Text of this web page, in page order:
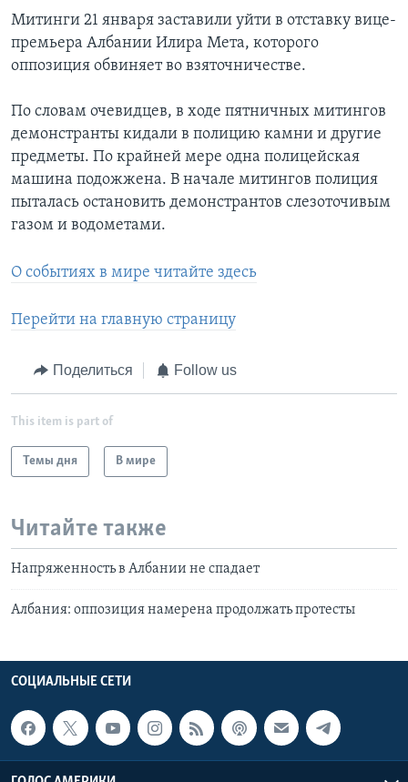
Митинги 21 января заставили уйти в отставку вице-
премьера Албании Илира Мета, которого
оппозиция обвиняет во взяточничестве.
По словам очевидцев, в ходе пятничных митингов
демонстранты кидали в полицию камни и другие
предметы. По крайней мере одна полицейская
машина подожжена. В начале митингов полиция
пыталась остановить демонстрантов слезоточивым
газом и водометами.
О событиях в мире читайте здесь
Перейти на главную страницу
Поделиться Follow us
This item is part of
Темы дня В мире
Читайте также
Напряженность в Албании не спадает
Албания: оппозиция намерена продолжать протесты
СОЦИАЛЬНЫЕ СЕТИ